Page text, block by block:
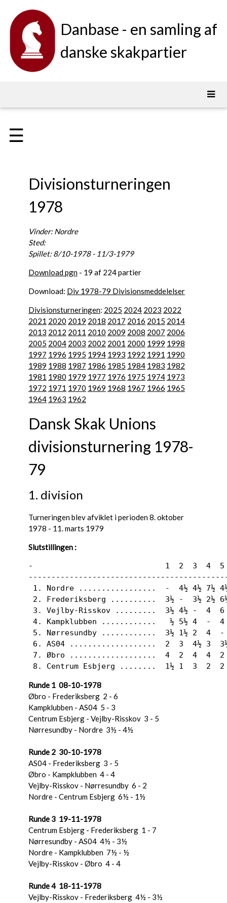
Danbase - en samling af
danske skakpartier
☰
Divisionsturneringen
1978
Vinder: Nordre
Sted:
Spillet: 8/10-1978 - 11/3-1979
Download pgn - 19 af 224 partier
Download: Div 1978-79 Divisionsmeddelelser
Divisionsturneringen: 2025 2024 2023 2022
2021 2020 2019 2018 2017 2016 2015 2014
2013 2012 2011 2010 2009 2008 2007 2006
2005 2004 2003 2002 2001 2000 1999 1998
1997 1996 1995 1994 1993 1992 1991 1990
1989 1988 1987 1986 1985 1984 1983 1982
1981 1980 1979 1977 1976 1975 1974 1973
1972 1971 1970 1969 1968 1967 1966 1965
1964 1963 1962
Dansk Skak Unions
divisionsturnering 1978-
79
1. division
Turneringen blev afviklet i perioden 8. oktober
1978 - 11. marts 1979
Slutstillingen :
-                             1  2  3  4  5
1. Nordre .................  -  4½ 4½ 7½
2. Frederiksberg ..........  3½ -  3½
3. Vejlby-Risskov .........  3½ 4½ -  4
4. Kampklubben ............   ½ 5½ 4  -
5. Nørresundby ............  3½ 1½ 2  4
6. AS04 ...................  2  3  4½ 3
7. Øbro ...................  4  2  4  4  2  4
Runde 1 08-10-1978
Øbro - Frederiksberg 2 - 6
Kampklubben - AS04 5 - 3
Centrum Esbjerg - Vejlby-Risskov 3 - 5
Nørresundby - Nordre 3½ - 4½
Runde 2 30-10-1978
AS04 - Frederiksberg 3 - 5
Øbro - Kampklubben 4 - 4
Vejlby-Risskov - Nørresundby 6 - 2
Nordre - Centrum Esbjerg 6½ - 1½
Runde 3 19-11-1978
Centrum Esbjerg - Frederiksberg 1 - 7
Nørresundby - AS04 4½ - 3½
Nordre - Kampklubben 7½ - ½
Vejlby-Risskov - Øbro 4 - 4
Runde 4 18-11-1978
Vejlby-Risskov - Frederiksberg 4½ - 3½